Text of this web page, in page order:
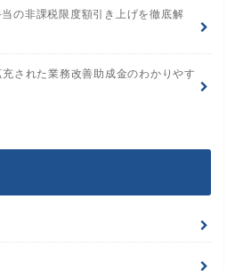
当の非課税限度額引き上げを徹底解
された業務改善助成金のわかりやす